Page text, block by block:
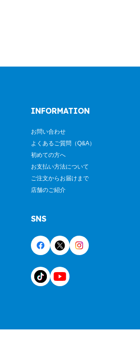
INFORMATION
お問い合わせ
よくあるご質問（Q&A）
初めての方へ
お支払い方法について
ご注文からお届けまで
店舗のご紹介
SNS